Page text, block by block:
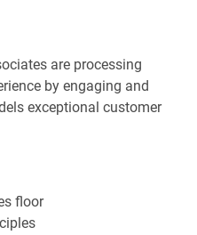
are processing
by engaging and
exceptional customer
floor